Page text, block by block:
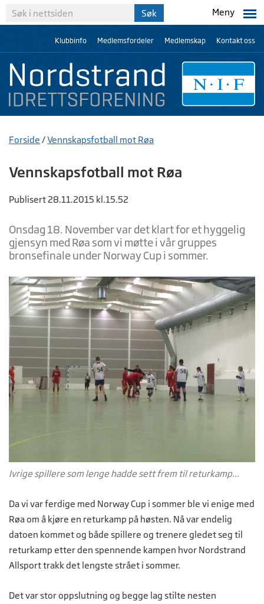
Meny
Klubbinfo Medlemsfordeler Medlemskap Kontakt oss
Forside /Vennskapsfotball mot Røa
Vennskapsfotball mot Røa
Publisert 28.11.2015 kl.15.52
Onsdag 18. November var det klart for et hyggelig
gjensyn med Røa som vi møtte i vår gruppes
bronsefinale under Norway Cup i sommer.
Ivrige spillere som lenge hadde sett frem til returkamp...
Da vi var ferdige med Norway Cup i sommer ble vi enige med
Røa om å kjøre en returkamp på høsten. Nå var endelig
datoen kommet og både spillere og trenere gledet seg til
returkamp etter den spennende kampen hvor Nordstrand
Allsport trakk det lengste strået i sommer.
Det var stor oppslutning og begge lag stilte nesten